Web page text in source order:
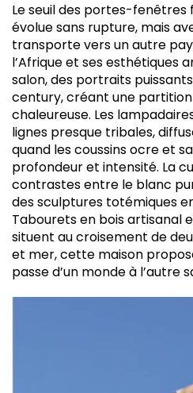
Le seuil des portes-fenêtres
évolue sans rupture, mais
transporte vers un autre p
l’Afrique et ses esthétiquesa
salon, des portraits
century, créant une
chaleureuse. Les
lignes presque tribales,
quand les coussins ocre et
profondeur et intensité. La
contrastes entre le blanc
des sculptures totémiques
Tabourets en bois artisanal
situent au croisement de
et mer, cette maison
passe d’un monde à l’autre